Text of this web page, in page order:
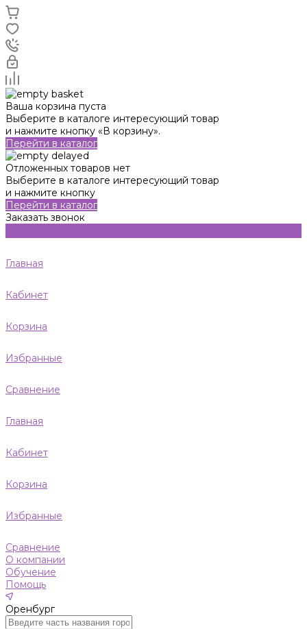
Ваша корзина пуста
Выберите в каталоге интересующий товар
и нажмите кнопку «В корзину».
Перейти в каталог
Отложенных товаров нет
Выберите в каталоге интересующий товар
и нажмите кнопку
Перейти в каталог
Заказать звонок
Главная
Кабинет
Корзина
Избранные
Сравнение
Главная
Кабинет
Корзина
Избранные
Сравнение
О компании
Обучение
Помощь
Оренбург